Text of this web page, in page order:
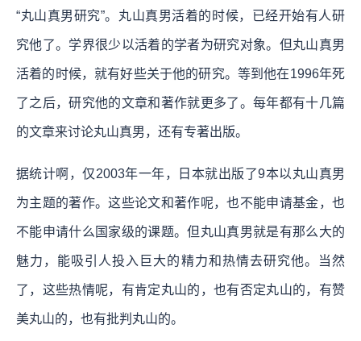
“丸山真男研究”。丸山真男活着的时候，已经开始有人研
究他了。学界很少以活着的学者为研究对象。但丸山真男
活着的时候，就有好些关于他的研究。等到他在1996年死
了之后，研究他的文章和著作就更多了。每年都有十几篇
的文章来讨论丸山真男，还有专著出版。
据统计啊，仅2003年一年，日本就出版了9本以丸山真男
为主题的著作。这些论文和著作呢，也不能申请基金，也
不能申请什么国家级的课题。但丸山真男就是有那么大的
魅力，能吸引人投入巨大的精力和热情去研究他。当然
了，这些热情呢，有肯定丸山的，也有否定丸山的，有赞
美丸山的，也有批判丸山的。